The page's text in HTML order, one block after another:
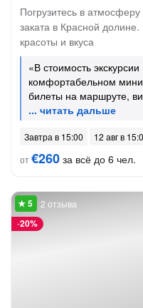
Погрузитесь в
заката в Красной
красоты и вкуса
«В стоимость
комфортабельном
билеты на маршруте,
Завтра в 15:00
12 авг в
от€260 за всё до 6 чел.
-20%
2 отзыва